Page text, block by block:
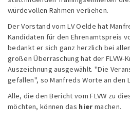
würdevollen Rahmen verliehen.
Der Vorstand vom LV Oelde hat
Kandidaten für den Ehrenamtspreis
bedankt er sich ganz herzlich bei
großen Überraschung hat der FLVW-
Auszeichnung ausgewählt. "Die
gefallen", so Manfreds Worte an den
Alle, die den Bericht vom FLVW zu
möchten, können das hier machen.